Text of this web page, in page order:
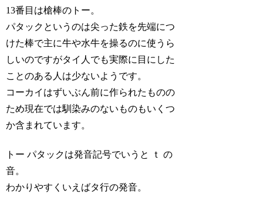
13番目は槍棒のトー。
パタックというのは尖った鉄を先端につ
けた棒で主に牛や水牛を操るのに使うら
しいのですがタイ人でも実際に目にした
ことのある人は少ないようです。
コーカイはずいぶん前に作られたものの
ため現在では馴染みのないものもいくつ
か含まれています。
トー パタックは発音記号でいうと ｔ の
音。
わかりやすくいえばタ行の発音。